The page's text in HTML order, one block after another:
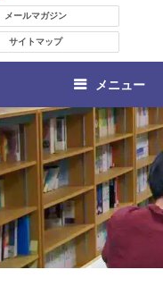
メールマガジン
サイトマップ
メニュー